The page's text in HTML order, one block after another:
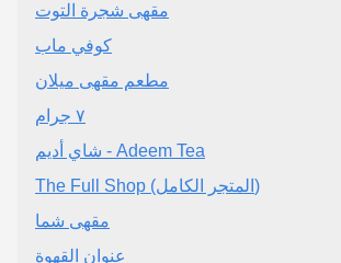
مقهى شجرة التوت
كوفي ماب
مطعم مقهى ميلان
٧ جرام
شاي أديم - Adeem Tea
The Full Shop (المتجر الكامل)
مقهى شما
عنوان القهوة